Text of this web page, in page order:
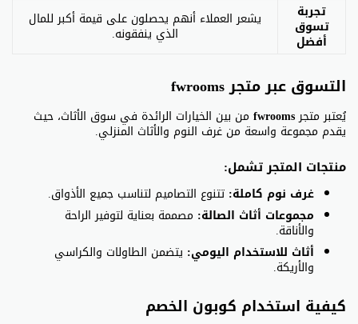
تجربة
تسوق
أفضل
يشعر العملاء أنهم يحصلون على قيمة أكبر للمال
الذي ينفقونه.
التسوق عبر متجر fwrooms
يُعتبر متجرfwroomsمن بين الخيارات الرائدة في سوق الأثاث، حيث
يقدم مجموعة واسعة من غرف النوم والأثاث المنزلي.
منتجات المتجر تشمل:
غرف نوم كاملة: تتنوع التصاميم لتناسب جميع الأذواق.
مجموعات أثاث الصالة: مصممة بعناية لتوفير الراحة
والأناقة.
أثاث للاستخدام اليومي: يتضمن الطاولات والكراسي
والأريكة.
كيفية استخدام كوبون الخصم